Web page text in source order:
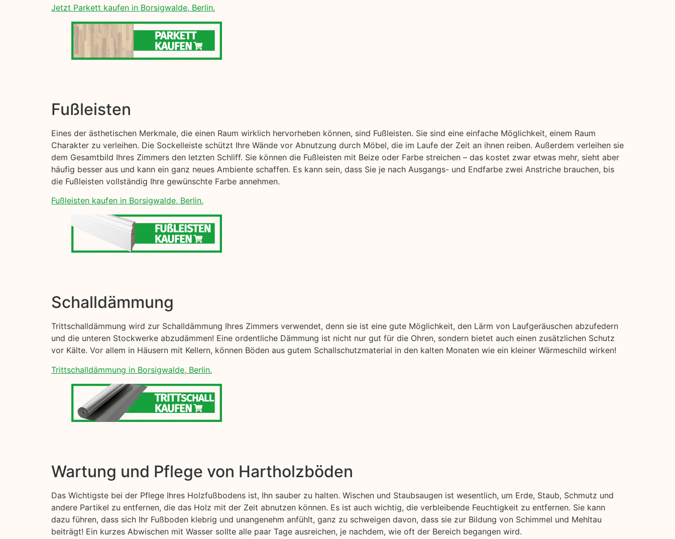
Jetzt Parkett kaufen in Borsigwalde, Berlin.
Fußleisten
Eines der ästhetischen Merkmale, die einen Raum wirklich hervorheben können, sind Fußleisten. Sie sind eine einfache Möglichkeit, einem Raum
Charakter zu verleihen. Die Sockelleiste schützt Ihre Wände vor Abnutzung durch Möbel, die im Laufe der Zeit an ihnen reiben. Außerdem verleihen sie
dem Gesamtbild Ihres Zimmers den letzten Schliff. Sie können die Fußleisten mit Beize oder Farbe streichen – das kostet zwar etwas mehr, sieht aber
häufig besser aus und kann ein ganz neues Ambiente schaffen. Es kann sein, dass Sie je nach Ausgangs- und Endfarbe zwei Anstriche brauchen, bis
die Fußleisten vollständig Ihre gewünschte Farbe annehmen.
Fußleisten kaufen in Borsigwalde, Berlin.
Schalldämmung
Trittschalldämmung wird zur Schalldämmung Ihres Zimmers verwendet, denn sie ist eine gute Möglichkeit, den Lärm von Laufgeräuschen abzufedern
und die unteren Stockwerke abzudämmen! Eine ordentliche Dämmung ist nicht nur gut für die Ohren, sondern bietet auch einen zusätzlichen Schutz
vor Kälte. Vor allem in Häusern mit Kellern, können Böden aus gutem Schallschutzmaterial in den kalten Monaten wie ein kleiner Wärmeschild wirken!
Trittschalldämmung in Borsigwalde, Berlin.
Wartung und Pflege von Hartholzböden
Das Wichtigste bei der Pflege Ihres Holzfußbodens ist, Ihn sauber zu halten. Wischen und Staubsaugen ist wesentlich, um Erde, Staub, Schmutz und
andere Partikel zu entfernen, die das Holz mit der Zeit abnutzen können. Es ist auch wichtig, die verbleibende Feuchtigkeit zu entfernen. Sie kann
dazu führen, dass sich Ihr Fußboden klebrig und unangenehm anfühlt, ganz zu schweigen davon, dass sie zur Bildung von Schimmel und Mehltau
beiträgt! Ein kurzes Abwischen mit Wasser sollte alle paar Tage ausreichen, je nachdem, wie oft der Bereich begangen wird.